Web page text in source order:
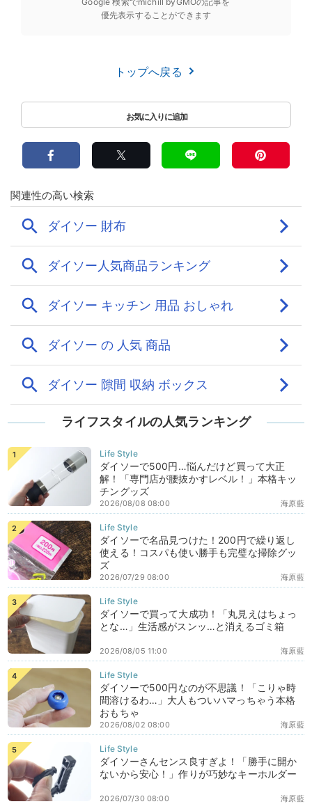
優先表示することができます
トップへ戻る
ライフスタイルの人気ランキング
ダイソーで500円…悩んだけど買って大正
解！「専門店が腰抜かすレベル！」本格キッ
チングッズ
海原藍
2026/08/08 08:00
ダイソーで名品見つけた！200円で繰り返し
使える！コスパも使い勝手も完璧な掃除グッ
ズ
海原藍
2026/07/29 08:00
ダイソーで買って大成功！「丸見えはちょっ
とな…」生活感がスンッ…と消えるゴミ箱
海原藍
2026/08/05 11:00
ダイソーで500円なのが不思議！「こりゃ時
間溶けるわ…」大人もついハマっちゃう本格
おもちゃ
海原藍
2026/08/02 08:00
ダイソーさんセンス良すぎよ！「勝手に開か
ないから安心！」作りが巧妙なキーホルダー
海原藍
2026/07/30 08:00